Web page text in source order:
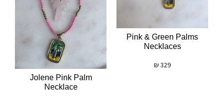
Pink & Green Palms
Necklaces
329
₪
Jolene Pink Palm
Necklace